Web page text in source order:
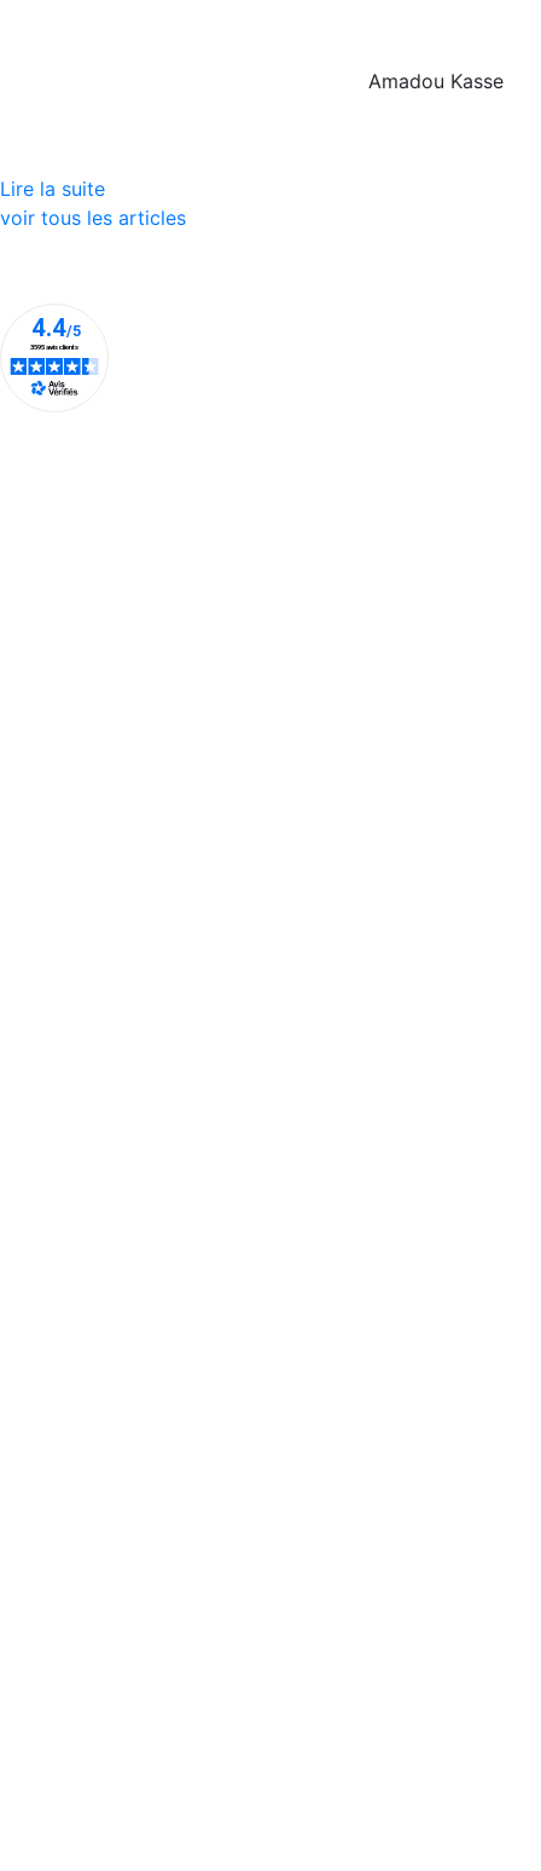
Amadou Kasse
Lire la suite
voir tous les articles